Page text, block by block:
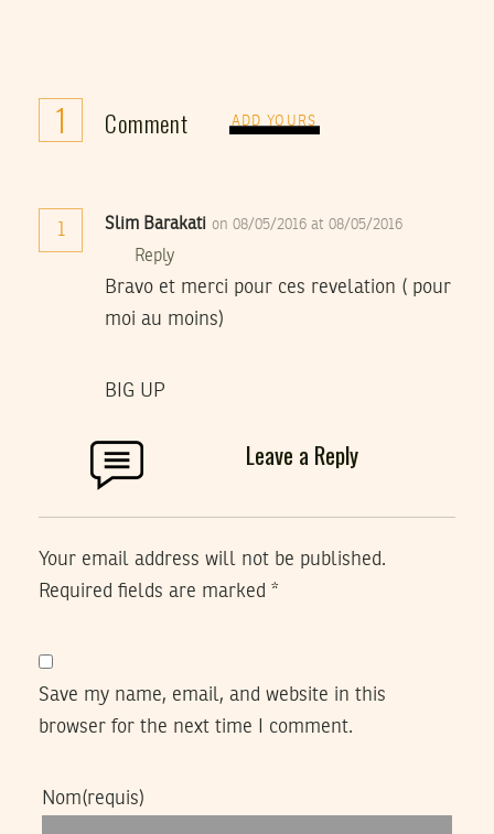
1 Comment ADD YOURS
1 Slim Barakati on 08/05/2016 at 08/05/2016
Reply
Bravo et merci pour ces revelation ( pour
moi au moins)
BIG UP
Leave a Reply
Your email address will not be published.
Required fields are marked *
Save my name, email, and website in this
browser for the next time I comment.
Nom(requis)